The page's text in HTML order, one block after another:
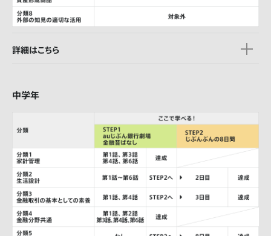
詳細はこちら
中学年